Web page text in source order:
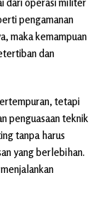
dari operasi militer
pengamanan
maka kemampuan
dan
tetapi
penguasaan teknik
tanpa harus
yang berlebihan.